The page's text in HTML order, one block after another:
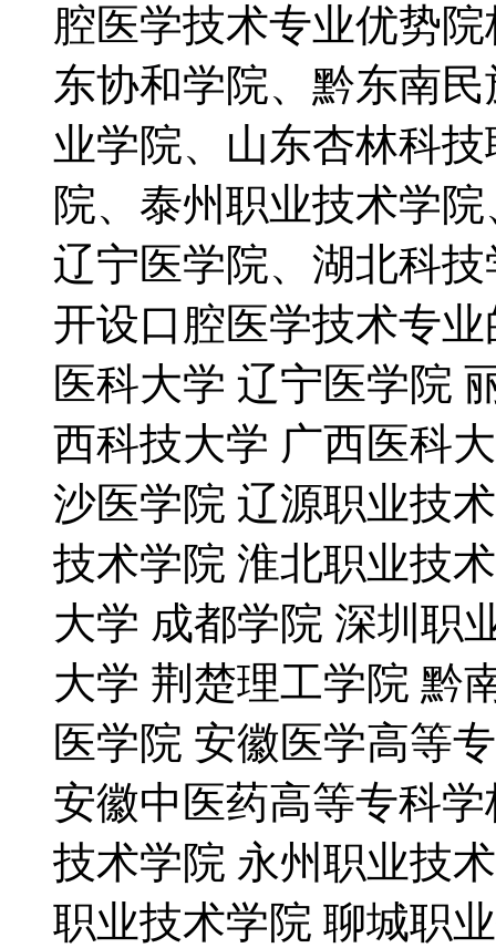
腔医学技术专业优势
东协和学院、黔东南
业学院、山东杏林科
院、泰州职业技术学
辽宁医学院、湖北科
开设口腔医学技术专
医科大学 辽宁医学院
西科技大学 广西医科
沙医学院 辽源职业技
技术学院 淮北职业技
大学 成都学院 深圳职
大学 荆楚理工学院 黔
医学院 安徽医学高等
安徽中医药高等专科
技术学院 永州职业技
职业技术学院 聊城职